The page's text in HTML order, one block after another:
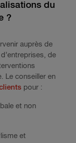
du
?
auprès de
de
Le conseiller en
pour :
et non
et